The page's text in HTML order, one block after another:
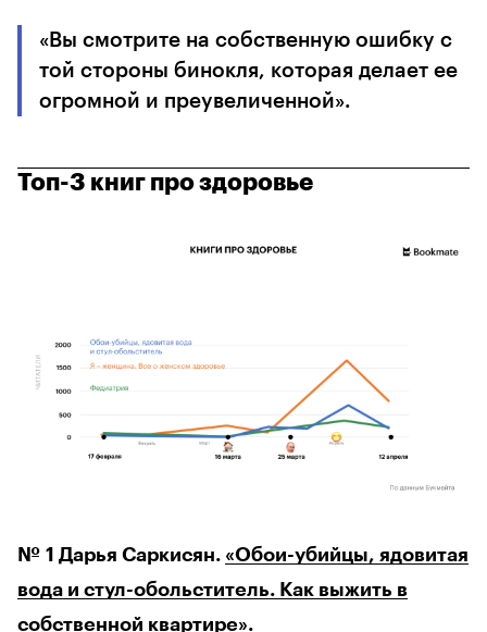
«Вы смотрите на собственную ошибку с
той стороны бинокля, которая делает ее
огромной и преувеличенной».
Топ-3 книг про здоровье
№ 1 Дарья Саркисян. «Обои-убийцы, ядовитая
вода и стул-обольститель. Как выжить в
собственной квартире».